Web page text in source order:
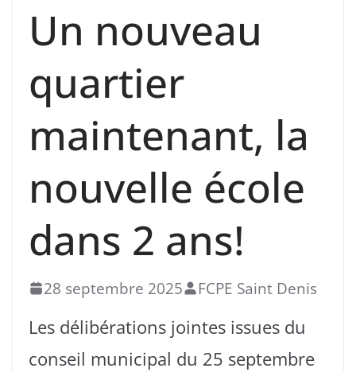
Un nouveau
quartier
maintenant, la
nouvelle école
dans 2 ans!
28 septembre 2025 FCPE Saint Denis
Les délibérations jointes issues du
conseil municipal du 25 septembre